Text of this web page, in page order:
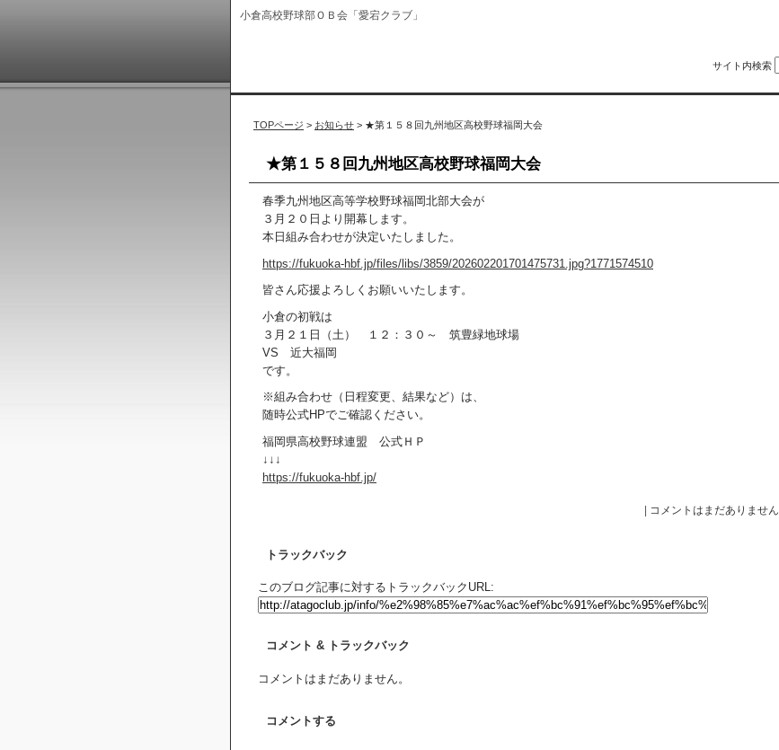
小倉高校野球部ＯＢ会「愛宕クラブ」
サイト内検索
TOPページ > お知らせ > ★第１５８回九州地区高校野球福岡大会
★第１５８回九州地区高校野球福岡大会
春季九州地区高等学校野球福岡北部大会が
３月２０日より開幕します。
本日組み合わせが決定いたしました。
https://fukuoka-hbf.jp/files/libs/3859/202602201701475731.jpg?1771574510
皆さん応援よろしくお願いいたします。
小倉の初戦は
３月２１日（土） １２：３０～ 筑豊緑地球場
VS 近大福岡
です。
※組み合わせ（日程変更、結果など）は、
随時公式HPでご確認ください。
福岡県高校野球連盟 公式ＨＰ
↓↓↓
https://fukuoka-hbf.jp/
| コメントはまだありません
トラックバック
このブログ記事に対するトラックバックURL:
コメント & トラックバック
コメントはまだありません。
コメントする